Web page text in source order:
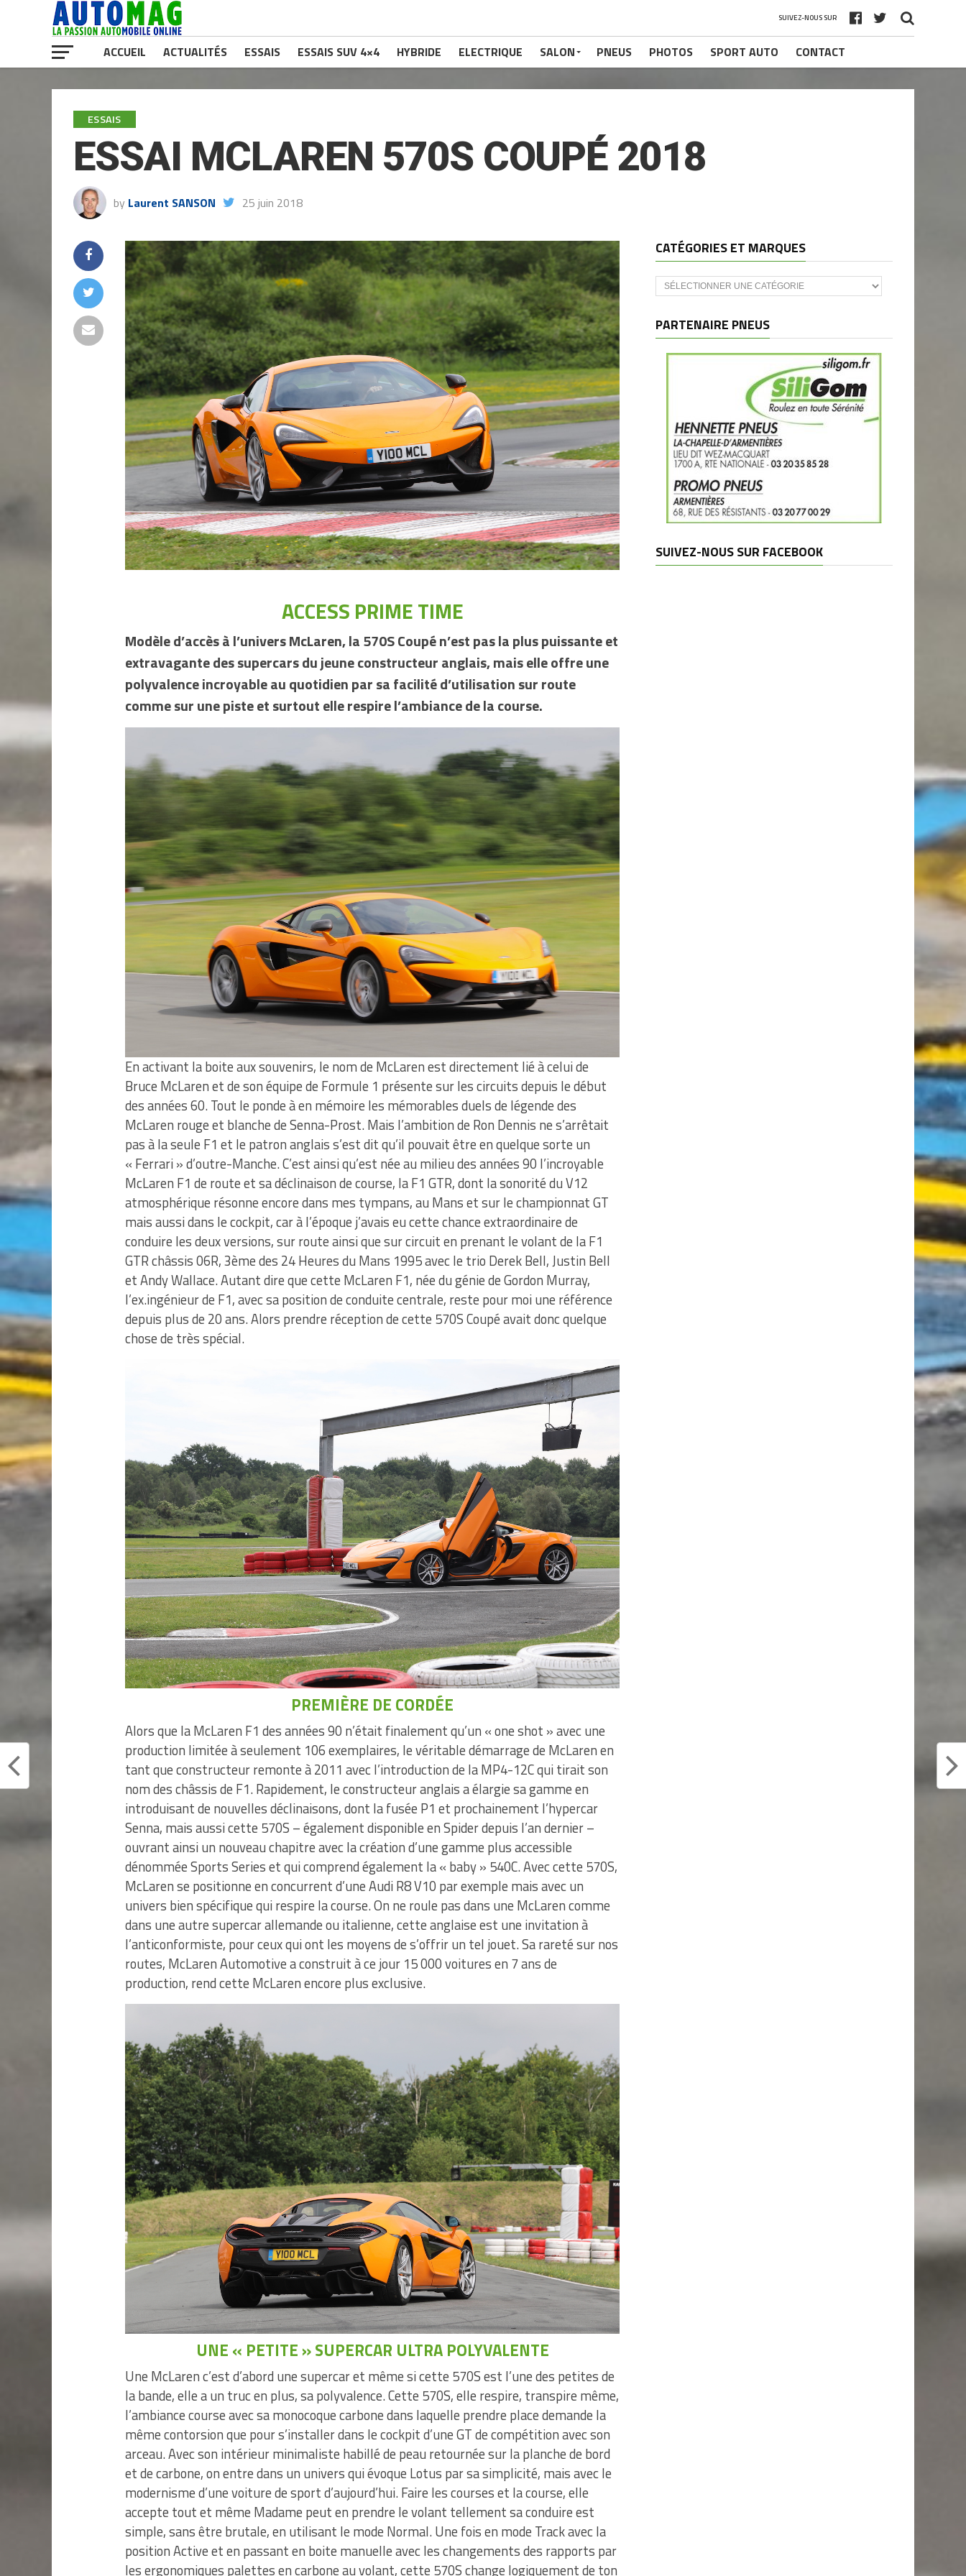
SUIVEZ-NOUS SUR
ACCUEIL ACTUALITÉS ESSAIS ESSAIS SUV 4×4 HYBRIDE ELECTRIQUE SALON PNEUS PHOTOS SPORT AUTO CONTACT
ESSAIS
ESSAI MCLAREN 570S COUPÉ 2018
by Laurent SANSON 25 juin 2018
ACCESS PRIME TIME
Modèle d’accès à l’univers McLaren, la 570S Coupé n’est pas la plus puissante et
extravagante des supercars du jeune constructeur anglais, mais elle offre une
polyvalence incroyable au quotidien par sa facilité d’utilisation sur route
comme sur une piste et surtout elle respire l’ambiance de la course.
En activant la boite aux souvenirs, le nom de McLaren est directement lié à celui de
Bruce McLaren et de son équipe de Formule 1 présente sur les circuits depuis le début
des années 60. Tout le ponde à en mémoire les mémorables duels de légende des
McLaren rouge et blanche de Senna-Prost. Mais l’ambition de Ron Dennis ne s’arrêtait
pas à la seule F1 et le patron anglais s’est dit qu’il pouvait être en quelque sorte un
« Ferrari » d’outre-Manche. C’est ainsi qu’est née au milieu des années 90 l’incroyable
McLaren F1 de route et sa déclinaison de course, la F1 GTR, dont la sonorité du V12
atmosphérique résonne encore dans mes tympans, au Mans et sur le championnat GT
mais aussi dans le cockpit, car à l’époque j’avais eu cette chance extraordinaire de
conduire les deux versions, sur route ainsi que sur circuit en prenant le volant de la F1
GTR châssis 06R, 3ème des 24 Heures du Mans 1995 avec le trio Derek Bell, Justin Bell
et Andy Wallace. Autant dire que cette McLaren F1, née du génie de Gordon Murray,
l’ex.ingénieur de F1, avec sa position de conduite centrale, reste pour moi une référence
depuis plus de 20 ans. Alors prendre réception de cette 570S Coupé avait donc quelque
chose de très spécial.
PREMIÈRE DE CORDÉE
Alors que la McLaren F1 des années 90 n’était finalement qu’un « one shot » avec une
production limitée à seulement 106 exemplaires, le véritable démarrage de McLaren en
tant que constructeur remonte à 2011 avec l’introduction de la MP4-12C qui tirait son
nom des châssis de F1. Rapidement, le constructeur anglais a élargie sa gamme en
introduisant de nouvelles déclinaisons, dont la fusée P1 et prochainement l’hypercar
Senna, mais aussi cette 570S – également disponible en Spider depuis l’an dernier –
ouvrant ainsi un nouveau chapitre avec la création d’une gamme plus accessible
dénommée Sports Series et qui comprend également la « baby » 540C. Avec cette 570S,
McLaren se positionne en concurrent d’une Audi R8 V10 par exemple mais avec un
univers bien spécifique qui respire la course. On ne roule pas dans une McLaren comme
dans une autre supercar allemande ou italienne, cette anglaise est une invitation à
l’anticonformiste, pour ceux qui ont les moyens de s’offrir un tel jouet. Sa rareté sur nos
routes, McLaren Automotive a construit à ce jour 15 000 voitures en 7 ans de
production, rend cette McLaren encore plus exclusive.
UNE « PETITE » SUPERCAR ULTRA POLYVALENTE
Une McLaren c’est d’abord une supercar et même si cette 570S est l’une des petites de
la bande, elle a un truc en plus, sa polyvalence. Cette 570S, elle respire, transpire même,
l’ambiance course avec sa monocoque carbone dans laquelle prendre place demande la
même contorsion que pour s’installer dans le cockpit d’une GT de compétition avec son
arceau. Avec son intérieur minimaliste habillé de peau retournée sur la planche de bord
et de carbone, on entre dans un univers qui évoque Lotus par sa simplicité, mais avec le
modernisme d’une voiture de sport d’aujourd’hui. Faire les courses et la course, elle
accepte tout et même Madame peut en prendre le volant tellement sa conduire est
simple, sans être brutale, en utilisant le mode Normal. Une fois en mode Track avec la
position Active et en passant en boite manuelle avec les changements des rapports par
les ergonomiques palettes en carbone au volant, cette 570S change logiquement de ton
CATÉGORIES ET MARQUES
Catégories
et
PARTENAIRE PNEUS
SUIVEZ-NOUS SUR FACEBOOK